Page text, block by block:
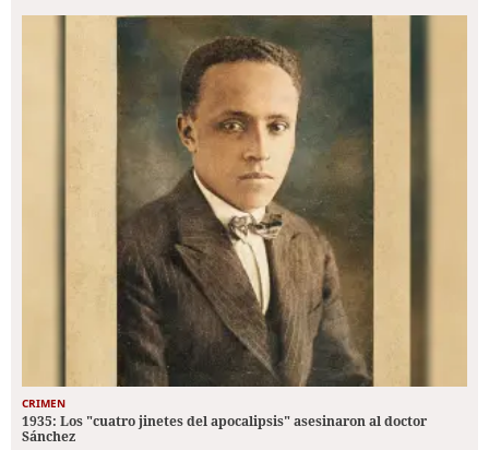
CRIMEN
1935: Los "cuatro jinetes del apocalipsis" asesinaron al doctor
Sánchez